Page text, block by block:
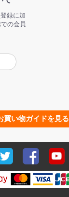
録に加
の会員
買い物ガイドを見る